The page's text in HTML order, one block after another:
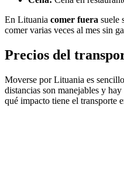
En Lituania comer fuera suele
comer varias veces al mes sin
Precios del
Moverse por Lituania es
distancias son manejables y
qué impacto tiene el transporte